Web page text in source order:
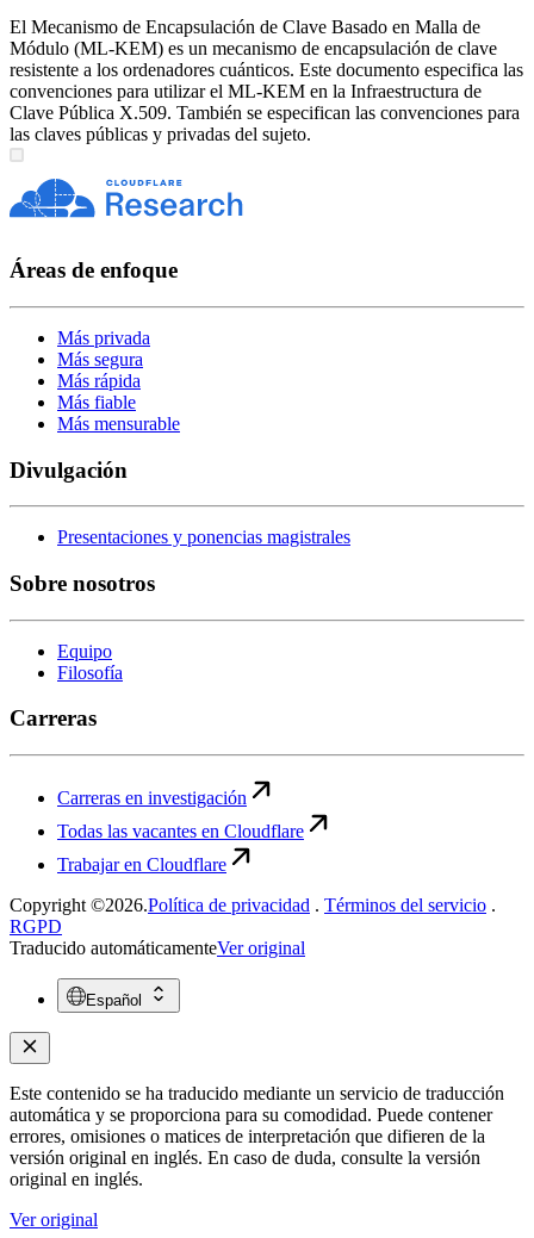
El Mecanismo de Encapsulación de Clave Basado en Malla de
Módulo (ML-KEM) es un mecanismo de encapsulación de clave
resistente a los ordenadores cuánticos. Este documento especifica las
convenciones para utilizar el ML-KEM en la Infraestructura de
Clave Pública X.509. También se especifican las convenciones para
las claves públicas y privadas del sujeto.
Áreas de enfoque
Más privada
Más segura
Más rápida
Más fiable
Más mensurable
Divulgación
Presentaciones y ponencias magistrales
Sobre nosotros
Equipo
Filosofía
Carreras
Carreras en investigación
Todas las vacantes en Cloudflare
Trabajar en Cloudflare
Copyright ©2026.Política de privacidad . Términos del servicio .
RGPD
Traducido automáticamenteVer original
Español
Este contenido se ha traducido mediante un servicio de traducción
automática y se proporciona para su comodidad. Puede contener
errores, omisiones o matices de interpretación que difieren de la
versión original en inglés. En caso de duda, consulte la versión
original en inglés.
Ver original